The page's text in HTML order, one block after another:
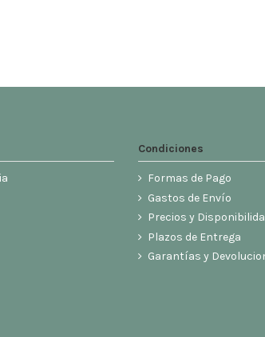
Condiciones
Formas de Pago
Gastos de Envío
Precios y
Plazos de Entrega
Garantías y